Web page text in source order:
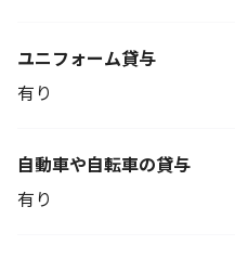
ユニフォーム貸与
有り
自動車や自転車の貸与
有り